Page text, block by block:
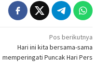
Pos berikutnya
Hari ini kita bersama-sama
memperingati Puncak Hari Pers